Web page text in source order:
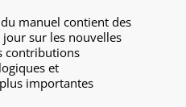
manuel contient des
sur les nouvelles
contributions
et
importantes